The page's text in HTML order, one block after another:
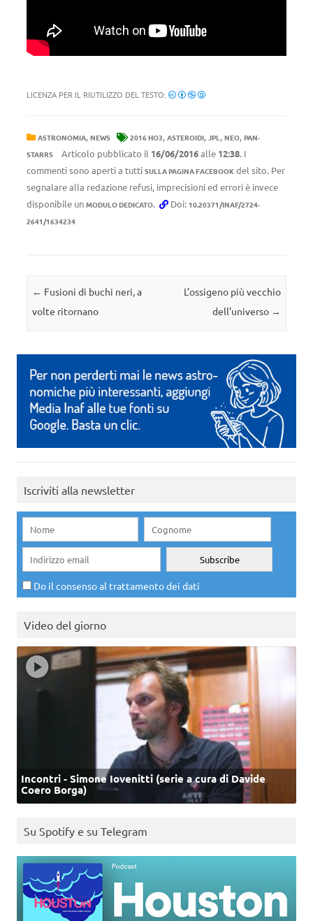
LICENZA PER IL RIUTILIZZO DEL TESTO:
ASTRONOMIA, NEWS 2016 HO3, ASTEROIDI, JPL, NEO, PAN-
STARRS
Articolo pubblicato il 16/06/2016alle 12:38. I
commenti sono aperti a tutti SULLA PAGINA FACEBOOK del sito. Per
segnalare alla redazione refusi, imprecisioni ed errori è invece
disponibile un MODULO DEDICATO. Doi: 10.20371/INAF/2724-
2641/1634234
Navigazione articolo
← Fusioni di buchi neri, a
volte ritornano
L’ossigeno più vecchio
dell’universo →
Iscriviti alla newsletter
Do il consenso al trattamento dei dati
Video del giorno
Incontri - Simone Iovenitti (serie a cura di Davide
Coero Borga)
Su Spotify e su Telegram